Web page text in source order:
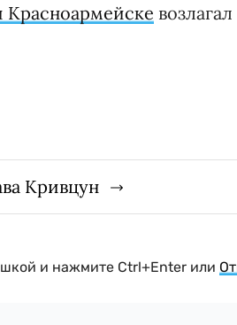
Красноармейске
Кривцун
и нажмите Ctrl+Enter или